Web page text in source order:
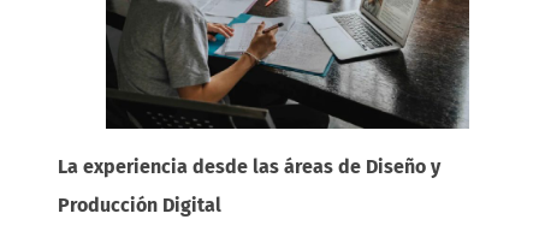
La experiencia desde las áreas de Diseño y
Producción Digital